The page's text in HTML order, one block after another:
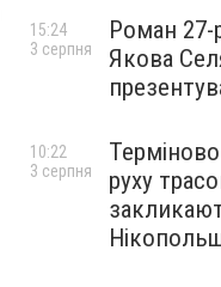
Роман 27-
Якова
15:24
3 серпня
руху
10:22
3 серпня